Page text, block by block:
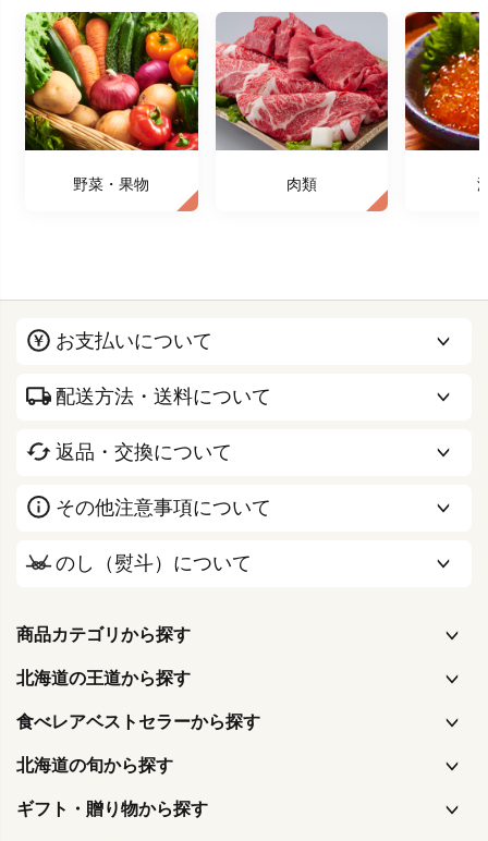
野菜・果物 肉類
お支払いについて
配送方法・送料について
返品・交換について
その他注意事項について
のし（熨斗）について
商品カテゴリから探す
北海道の王道から探す
食べレアベストセラーから探す
北海道の旬から探す
ギフト・贈り物から探す